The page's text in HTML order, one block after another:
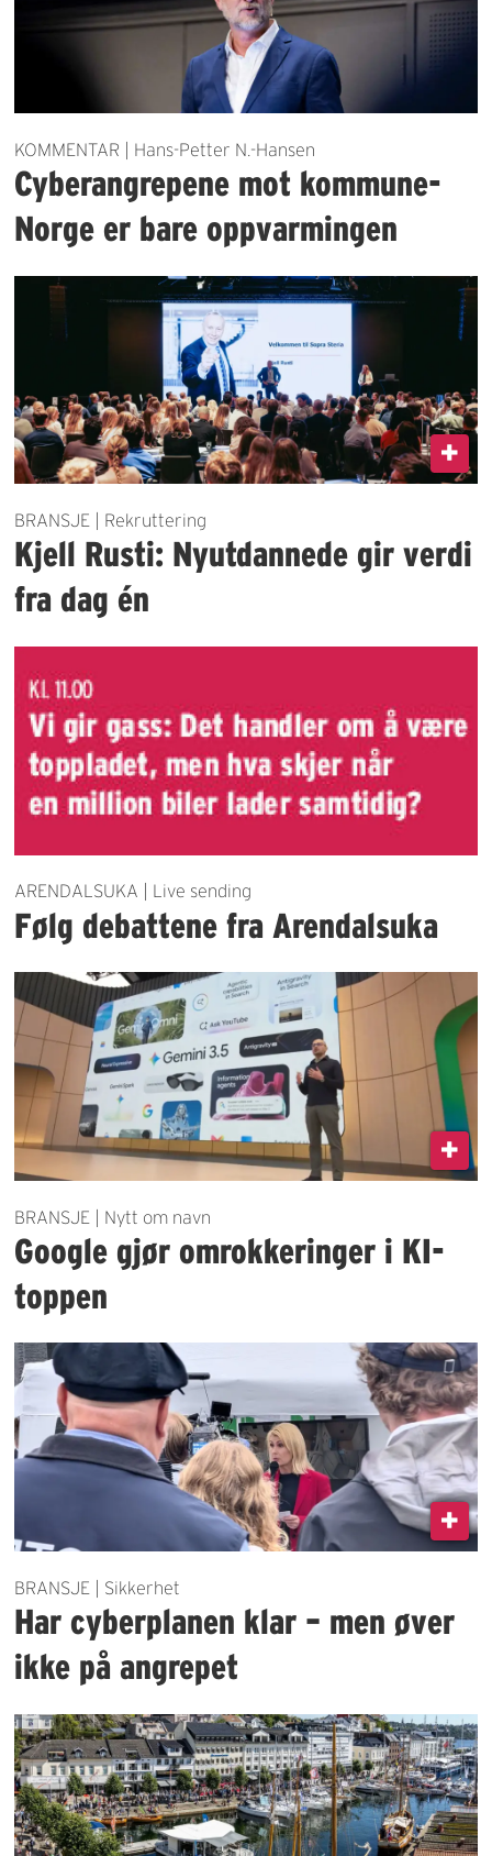
KOMMENTAR | Hans-Petter N.-Hansen
Cyberangrepene mot kommune-
Norge er bare oppvarmingen
BRANSJE | Rekruttering
Kjell Rusti: Nyutdannede gir verdi
fra dag én
ARENDALSUKA | Live sending
Følg debattene fra Arendalsuka
BRANSJE | Nytt om navn
Google gjør omrokkeringer i KI-
toppen
BRANSJE | Sikkerhet
Har cyberplanen klar – men øver
ikke på angrepet